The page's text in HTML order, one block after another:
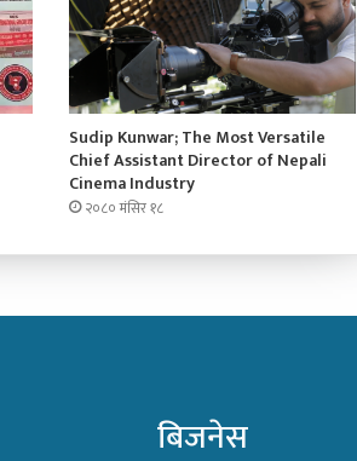
Sudip Kunwar; The Most Versatile
Chief Assistant Director of Nepali
Cinema Industry
२०८० मंसिर १८
बिजनेस